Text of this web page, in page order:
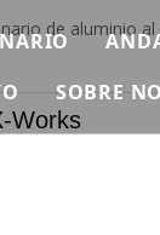
modular
SOBRE
de aluminio al